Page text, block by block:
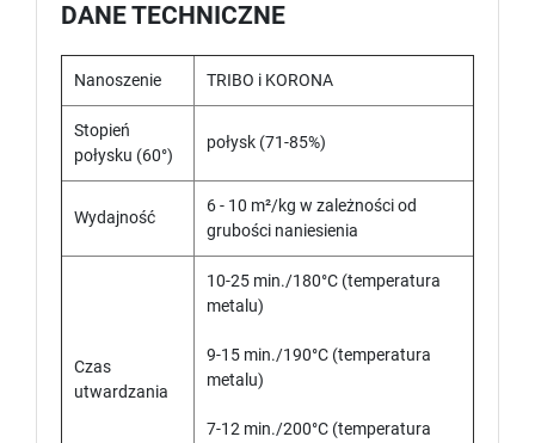
DANE TECHNICZNE
Nanoszenie TRIBO i KORONA
Stopień
połysku (60°)
połysk (71-85%)
Wydajność
6 - 10 m²/kg w zależności od
grubości naniesienia
Czas
utwardzania
10-25 min./180°C (temperatura
metalu)
9-15 min./190°C (temperatura
metalu)
7-12 min./200°C (temperatura